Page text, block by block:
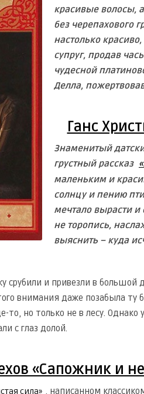
красивые волосы,
без черепахового
настолько
супруг, продав
чудесной
Делла,
Ганс
Знаменитый
грустный рассказ
маленьким и
солнцу и пению
мечтало вырасти и
не торопись,
выяснить – куда
срубили и привезли в
внимания даже позабыла ту
то, но только не в лесу.
с глаз долой.
«Сапожник и
сила» , написанном